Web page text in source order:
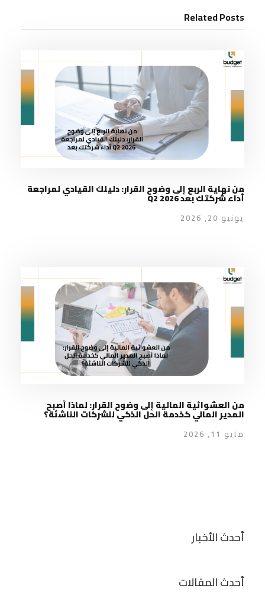
Related Posts
من نهاية الربع إلى وضوح القرار: دليلك القيادي لمراجعة
أداء شركتك بعد Q2 2026
يونيو 20, 2026
من العشوائية المالية إلى وضوح القرار: لماذا أصبح
المدير المالي كخدمة الحل الذكي للشركات الناشئة؟
مايو 11, 2026
أحدث الأخبار
أحدث المقالات